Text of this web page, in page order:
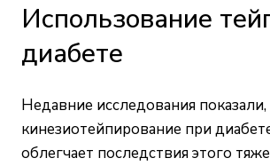
Использование
диабете
Недавние исследования показали,
кинезиотейпирование при
облегчает последствия этого